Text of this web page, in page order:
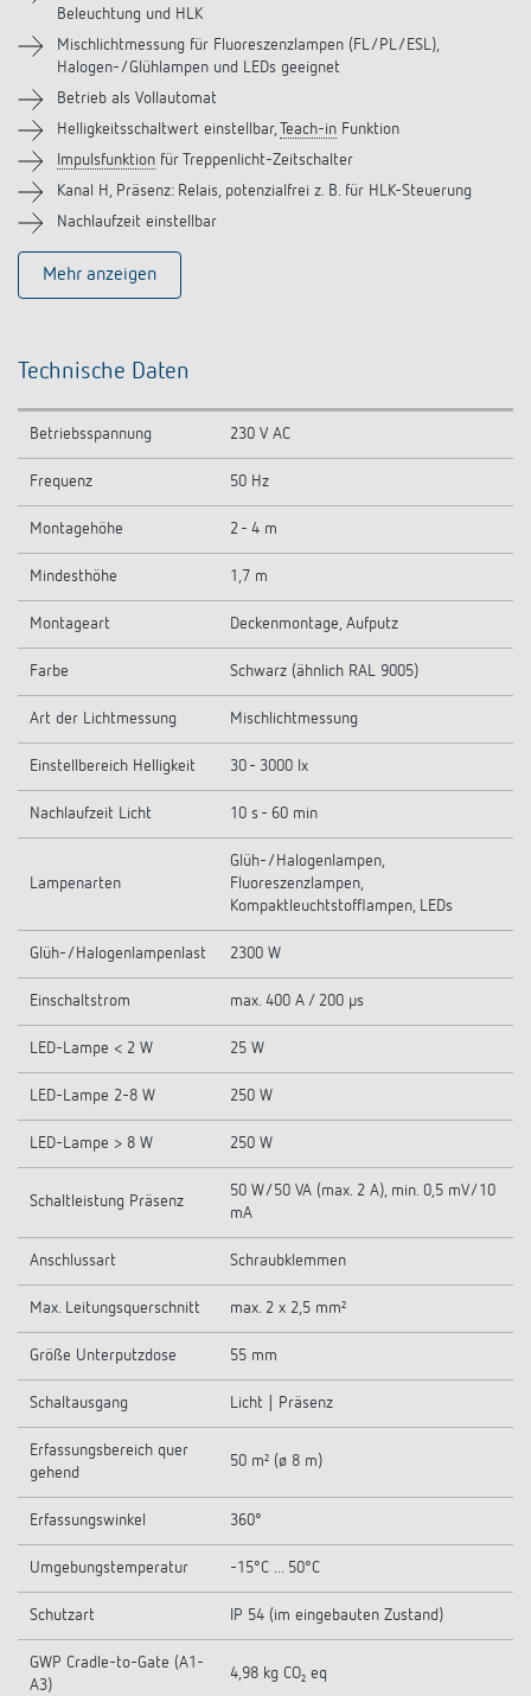
Beleuchtung und HLK
Mischlichtmessung für Fluoreszenzlampen (FL/PL/ESL),
Halogen-/Glühlampen und LEDs geeignet
Betrieb als Vollautomat
Helligkeitsschaltwert einstellbar, Teach-in Funktion
Impulsfunktion für Treppenlicht-Zeitschalter
Kanal H, Präsenz: Relais, potenzialfrei z. B. für HLK-Steuerung
Nachlaufzeit einstellbar
Mehr anzeigen
Technische Daten
Betriebsspannung 230 V AC
Frequenz 50 Hz
Montagehöhe 2 - 4 m
Mindesthöhe 1,7 m
Montageart Deckenmontage, Aufputz
Farbe Schwarz (ähnlich RAL 9005)
Art der Lichtmessung Mischlichtmessung
Einstellbereich Helligkeit 30 - 3000 lx
Nachlaufzeit Licht 10 s - 60 min
Lampenarten
Glüh-/Halogenlampen,
Fluoreszenzlampen,
Kompaktleuchtstofflampen, LEDs
Glüh-/Halogenlampenlast 2300 W
Einschaltstrom max. 400 A / 200 µs
LED-Lampe < 2 W 25 W
LED-Lampe 2-8 W 250 W
LED-Lampe > 8 W 250 W
Schaltleistung Präsenz
50 W/50 VA (max. 2 A), min. 0,5 mV/10
mA
Anschlussart Schraubklemmen
Max. Leitungsquerschnitt max. 2 x 2,5 mm²
Größe Unterputzdose 55 mm
Schaltausgang Licht | Präsenz
Erfassungsbereich quer
gehend
50 m² (ø 8 m)
Erfassungswinkel 360°
Umgebungstemperatur -15°C ... 50°C
Schutzart IP 54 (im eingebauten Zustand)
GWP Cradle-to-Gate (A1-
A3)
4,98 kg CO₂ eq